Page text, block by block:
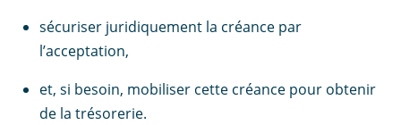
sécuriser juridiquement la créance par
l’acceptation,
et, si besoin, mobiliser cette créance pour obtenir
de la trésorerie.